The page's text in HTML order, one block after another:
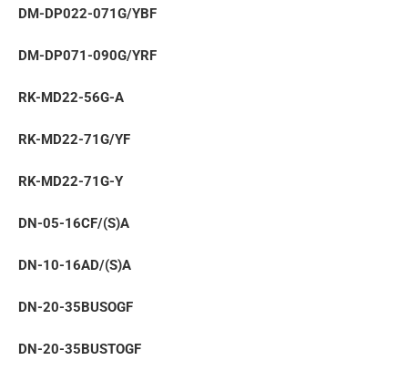
DM-DP022-071G/YBF
DM-DP071-090G/YRF
RK-MD22-56G-A
RK-MD22-71G/YF
RK-MD22-71G-Y
DN-05-16CF/(S)A
DN-10-16AD/(S)A
DN-20-35BUSOGF
DN-20-35BUSTOGF